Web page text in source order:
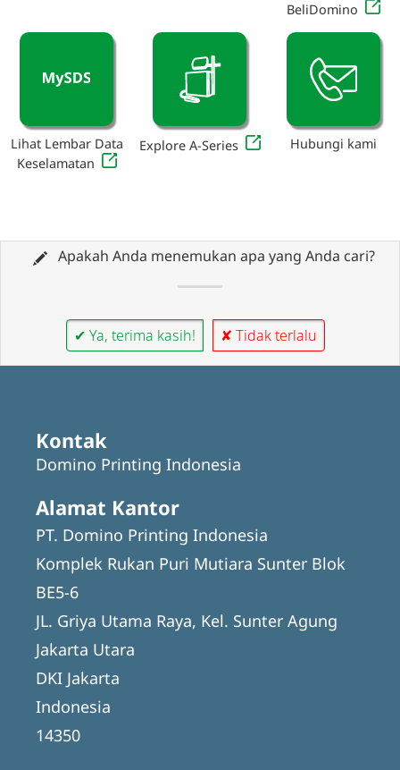
BeliDomino
Lihat Lembar Data
Keselamatan
Explore A-Series Hubungi kami
Apakah Anda menemukan apa yang Anda cari?
✔ Ya, terima kasih! ✘ Tidak terlalu
Kontak
Domino Printing Indonesia
Alamat Kantor
PT. Domino Printing Indonesia
Komplek Rukan Puri Mutiara Sunter Blok
BE5-6
JL. Griya Utama Raya, Kel. Sunter Agung
Jakarta Utara
DKI Jakarta
Indonesia
14350